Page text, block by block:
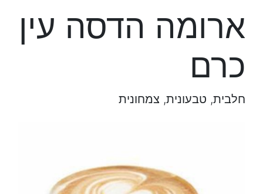
ארומה הדסה עין
כרם
חלבית, טבעונית, צמחונית